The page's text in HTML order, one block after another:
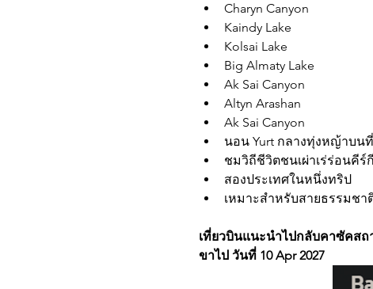
Charyn Canyon
Kaindy Lake
Kolsai Lake
Big Almaty Lake
Ak Sai Canyon
Altyn Arashan
Ak Sai Canyon
นอน Yurt กลางทุ่งหญ้าบน
ชมวิถีชีวิตชนเผ่าเร่ร่อนคีร์
สองประเทศในหนึ่งทริป
เหมาะสำหรับสายธรรมชา
เที่ยวบินแนะนำไปกลับคาซัคส
ขาไป วันที่ 10 Apr 2027